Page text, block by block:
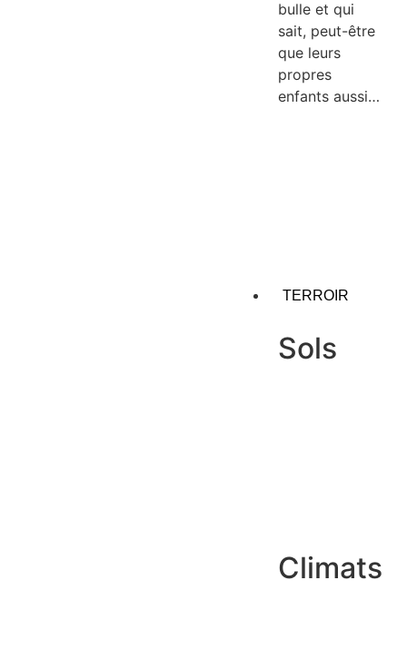
bulle et qui
sait, peut-être
que leurs
propres
enfants aussi…
TERROIR
Sols
Climats